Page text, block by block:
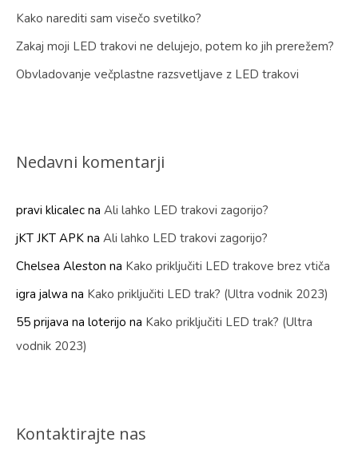
Kako narediti sam visečo svetilko?
Zakaj moji LED trakovi ne delujejo, potem ko jih prerežem?
Obvladovanje večplastne razsvetljave z LED trakovi
Nedavni komentarji
pravi klicalec na Ali lahko LED trakovi zagorijo?
jKT JKT APK na Ali lahko LED trakovi zagorijo?
Chelsea Aleston na Kako priključiti LED trakove brez vtiča
igra jalwa na Kako priključiti LED trak? (Ultra vodnik 2023)
55 prijava na loterijo na Kako priključiti LED trak? (Ultra
vodnik 2023)
Kontaktirajte nas